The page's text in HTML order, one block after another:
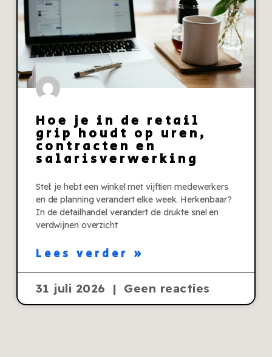
Hoe je in de retail
grip houdt op uren,
contracten en
salarisverwerking
Stel: je hebt een winkel met vijftien medewerkers
en de planning verandert elke week. Herkenbaar?
In de detailhandel verandert de drukte snel en
verdwijnen overzicht
Lees verder »
31 juli 2026 Geen reacties